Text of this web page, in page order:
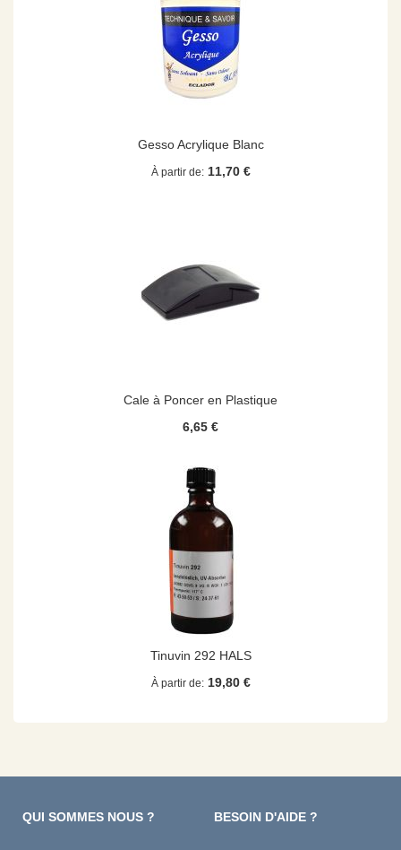
Gesso Acrylique Blanc
À partir de 11,70 €
Cale à Poncer en Plastique
6,65 €
Tinuvin 292 HALS
À partir de 19,80 €
QUI SOMMES NOUS ? BESOIN D'AIDE ?